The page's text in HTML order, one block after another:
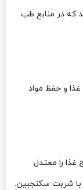
که در منابع طب
و حفظ مواد
غذا را معتدل
با شربت سکنجبین.